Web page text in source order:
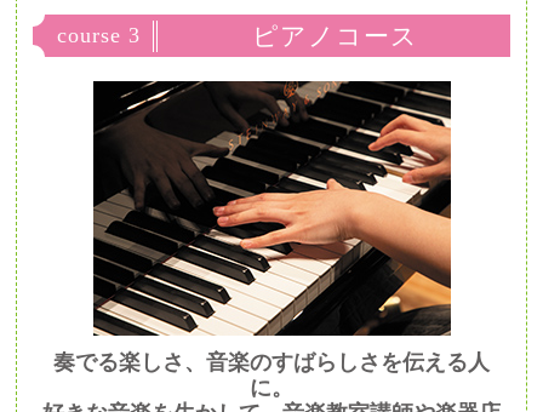
course 3 ピアノコース
奏でる楽しさ、音楽のすばらしさを伝える人
に。